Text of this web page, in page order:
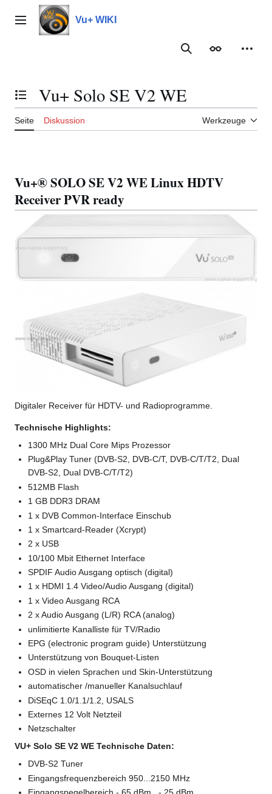
Inhalt
springenHauptmenü Vu+ WIKI
Suche
Inhaltsverzeichnis umschalten
Vu+ Solo SE V2 WE
Seite Diskussion Werkzeuge
Vu+® SOLO SE V2 WE Linux HDTV
Receiver PVR ready
Digitaler Receiver für HDTV- und Radioprogramme.
Technische Highlights:
1300 MHz Dual Core Mips Prozessor
Plug&Play Tuner (DVB-S2, DVB-C/T, DVB-C/T/T2, Dual
DVB-S2, Dual DVB-C/T/T2)
512MB Flash
1 GB DDR3 DRAM
1 x DVB Common-Interface Einschub
1 x Smartcard-Reader (Xcrypt)
2 x USB
10/100 Mbit Ethernet Interface
SPDIF Audio Ausgang optisch (digital)
1 x HDMI 1.4 Video/Audio Ausgang (digital)
1 x Video Ausgang RCA
2 x Audio Ausgang (L/R) RCA (analog)
unlimitierte Kanalliste für TV/Radio
EPG (electronic program guide) Unterstützung
Unterstützung von Bouquet-Listen
OSD in vielen Sprachen und Skin-Unterstützung
automatischer /manueller Kanalsuchlauf
DiSEqC 1.0/1.1/1.2, USALS
Externes 12 Volt Netzteil
Netzschalter
VU+ Solo SE V2 WE Technische Daten:
DVB-S2 Tuner
Eingangsfrequenzbereich 950...2150 MHz